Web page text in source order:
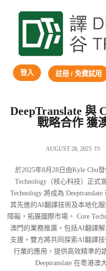
登入 註冊 / 免費試用
DeepTranslate 與
戰略合作 獲
AUGUST 28, 2025 IN
於2025年8月28日由Kyle Chu
Technology（核心科技）正式
Technology 將成為
其先進的AI翻譯技術及本地化
障礙，拓展國際市場。 Core
澳門的業務推廣，包括AI翻譯
支援。雙方將共同探索AI翻譯
行業的應用，提供高效精準的
Deeptranslate 在粵港澳